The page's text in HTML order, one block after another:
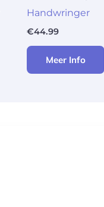
Handwringer
€44.99
Meer Info